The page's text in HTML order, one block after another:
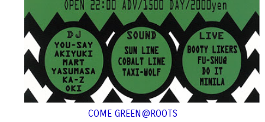
COME GREEN@ROOTS